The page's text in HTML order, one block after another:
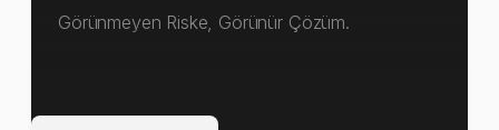
Görünmeyen Riske, Görünür Çözüm.